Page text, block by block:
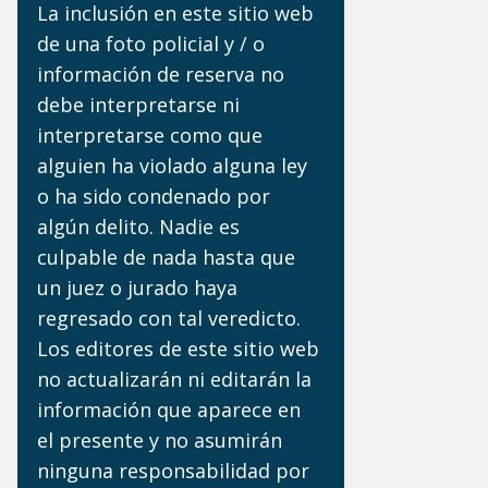
La inclusión en este sitio web
de una foto policial y / o
información de reserva no
debe interpretarse ni
interpretarse como que
alguien ha violado alguna ley
o ha sido condenado por
algún delito. Nadie es
culpable de nada hasta que
un juez o jurado haya
regresado con tal veredicto.
Los editores de este sitio web
no actualizarán ni editarán la
información que aparece en
el presente y no asumirán
ninguna responsabilidad por